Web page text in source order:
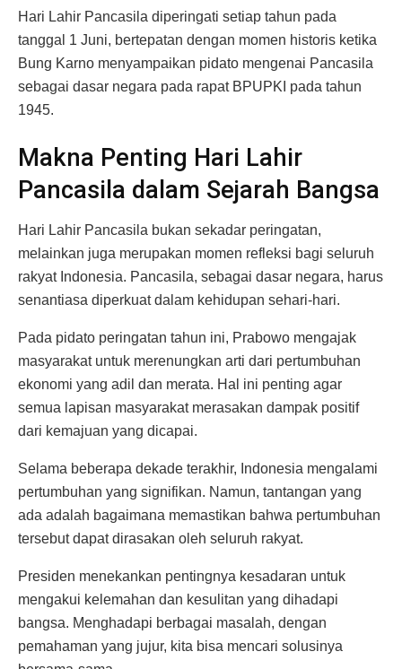
Hari Lahir Pancasila diperingati setiap tahun pada
tanggal 1 Juni, bertepatan dengan momen historis ketika
Bung Karno menyampaikan pidato mengenai Pancasila
sebagai dasar negara pada rapat BPUPKI pada tahun
1945.
Makna Penting Hari Lahir
Pancasila dalam Sejarah Bangsa
Hari Lahir Pancasila bukan sekadar peringatan,
melainkan juga merupakan momen refleksi bagi seluruh
rakyat Indonesia. Pancasila, sebagai dasar negara, harus
senantiasa diperkuat dalam kehidupan sehari-hari.
Pada pidato peringatan tahun ini, Prabowo mengajak
masyarakat untuk merenungkan arti dari pertumbuhan
ekonomi yang adil dan merata. Hal ini penting agar
semua lapisan masyarakat merasakan dampak positif
dari kemajuan yang dicapai.
Selama beberapa dekade terakhir, Indonesia mengalami
pertumbuhan yang signifikan. Namun, tantangan yang
ada adalah bagaimana memastikan bahwa pertumbuhan
tersebut dapat dirasakan oleh seluruh rakyat.
Presiden menekankan pentingnya kesadaran untuk
mengakui kelemahan dan kesulitan yang dihadapi
bangsa. Menghadapi berbagai masalah, dengan
pemahaman yang jujur, kita bisa mencari solusinya